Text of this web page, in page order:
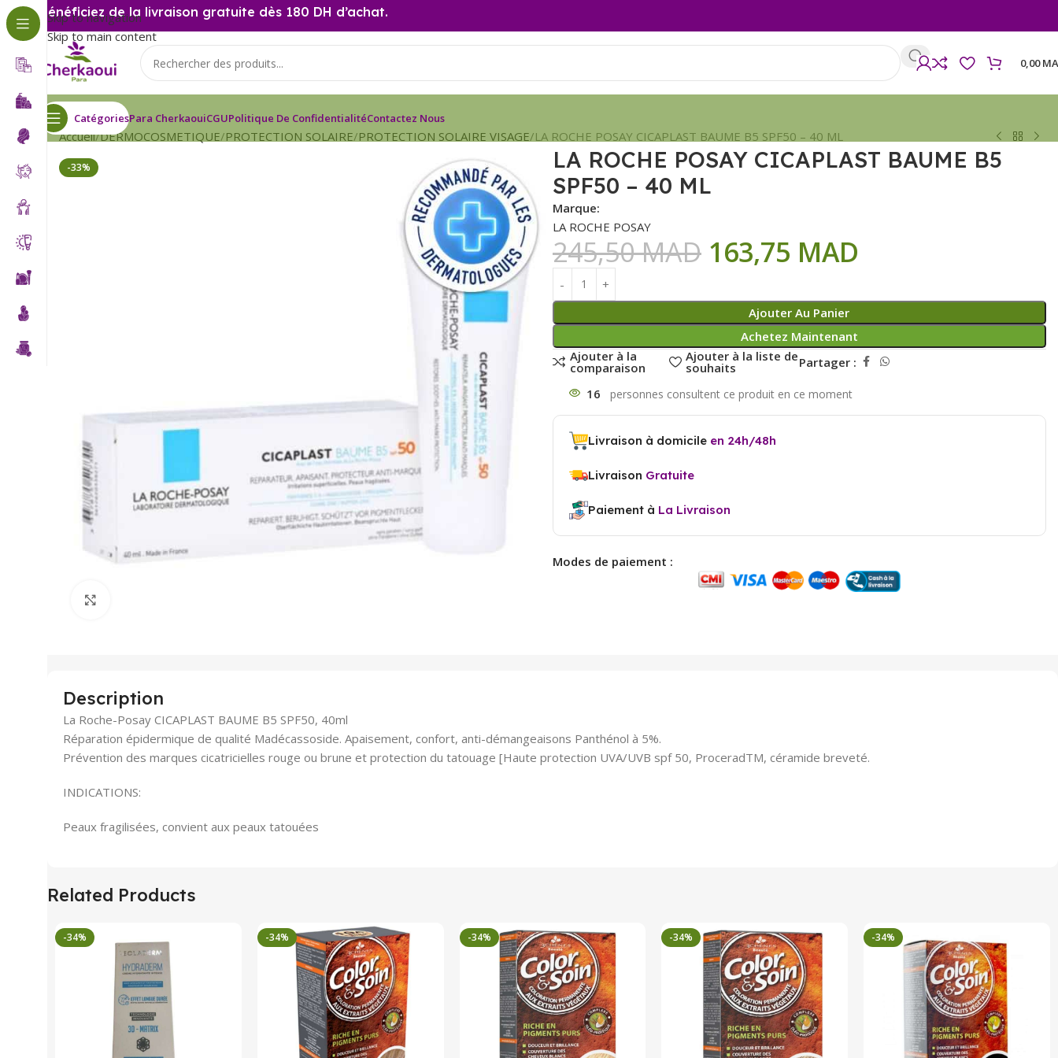
Skip to navigation
Skip to main content
Bénéficiez de la livraison gratuite dès 180 DH d’achat.
0,00
CatégoriesPara CherkaouiCGUPolitique De ConfidentialitéContactez Nous
Accueil DERMOCOSMETIQUE PROTECTION SOLAIRE PROTECTION SOLAIRE VISAGE LA ROCHE POSAY CICAPLAST BAUME B5 SPF50 – 40 ML
-33%
LA ROCHE POSAY CICAPLAST BAUME B5
SPF50 – 40 ML
Marque:
LA ROCHE POSAY
245,50MAD 163,75 MAD
Ajouter Au Panier
Achetez Maintenant
Ajouter à la
comparaison
Ajouter à la liste de
souhaits
Partager :
16
Livraison à domicile en 24h/48h
Livraison Gratuite
Paiement à La Livraison
Modes de paiement :
Description
La Roche-Posay CICAPLAST BAUME B5 SPF50, 40ml
Réparation épidermique de qualité Madécassoside. Apaisement, confort, anti-démangeaisons Panthénol à 5%.
Prévention des marques cicatricielles rouge ou brune et protection du tatouage [Haute protection UVA/UVB spf 50, ProceradTM, céramide breveté.
INDICATIONS:
Peaux fragilisées, convient aux peaux tatouées
Related Products
-34% -34% -34% -34% -34%